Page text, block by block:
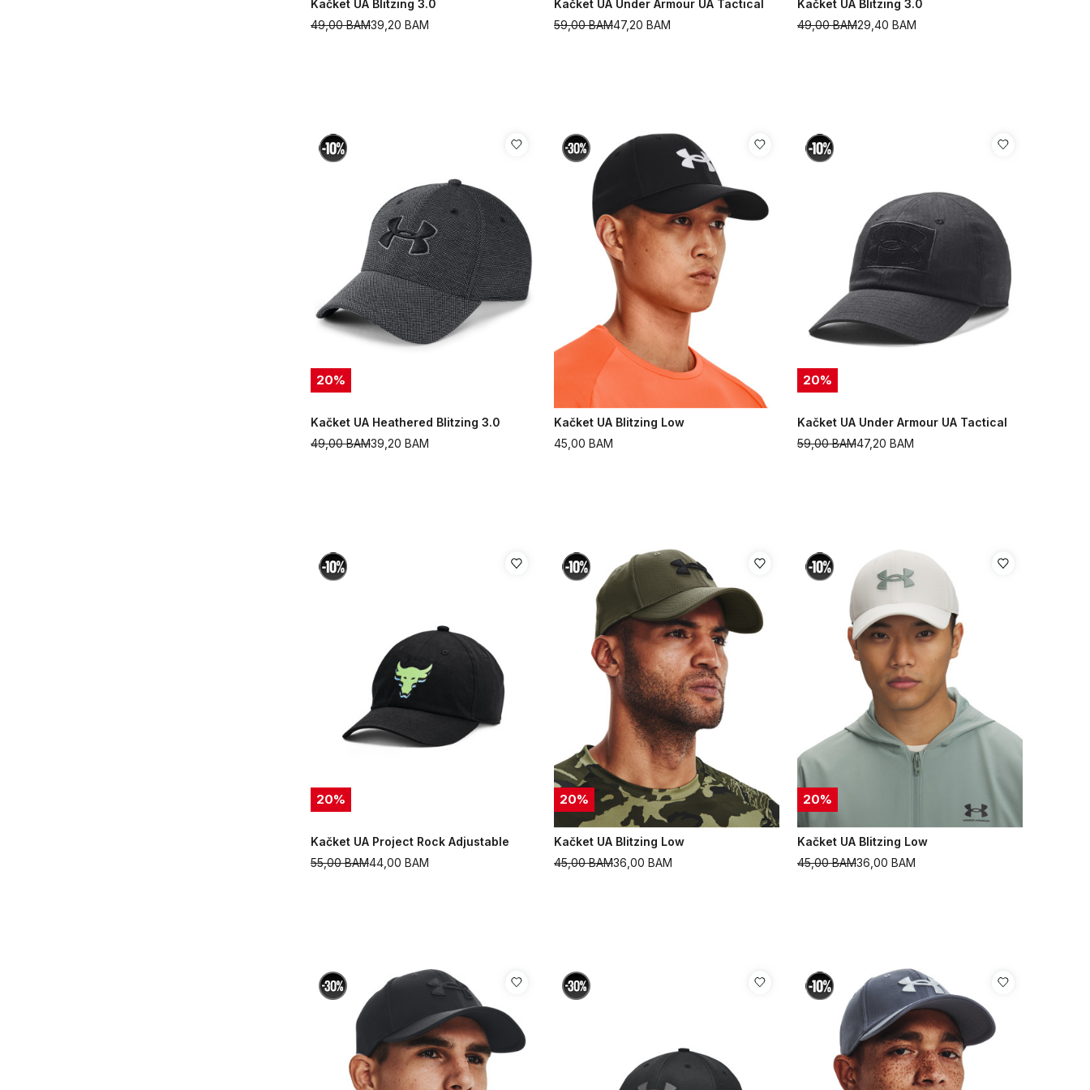
Kačket UA Blitzing 3.0
39,20 BAM
49,00BAM
Kačket UA Under Armour UA Tactical
47,20 BAM
59,00BAM
Kačket UA Blitzing 3.0
29,40 BAM
49,00BAM
20%
Kačket UA Heathered Blitzing 3.0
39,20 BAM
49,00BAM
Kačket UA Blitzing Low
45,00 BAM
20%
Kačket UA Under Armour UA Tactical
47,20 BAM
59,00BAM
20%
Kačket UA Project Rock Adjustable
44,00 BAM
55,00BAM
20%
Kačket UA Blitzing Low
36,00 BAM
45,00BAM
20%
Kačket UA Blitzing Low
36,00 BAM
45,00BAM